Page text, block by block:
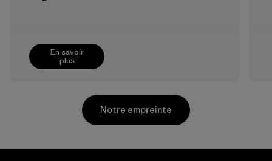
En savoir
plus
Notre empreinte